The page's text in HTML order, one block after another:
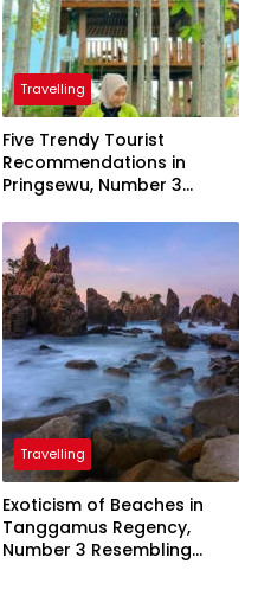
Travelling
Five Trendy Tourist
Recommendations in
Pringsewu, Number 3
President
Travelling
Exoticism of Beaches in
Tanggamus Regency,
Number 3 Resembling